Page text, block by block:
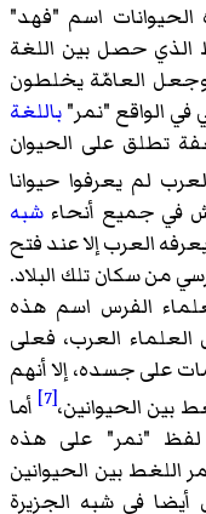
الحيوانات اسم "فهد"
الذي حصل بين اللغة
وجعل العامّة يخلطون
في الواقع "نمر"باللغة
تطلق على الحيوان
لم يعرفوا حيوانا
في جميع أنحاء شبه
يعرفه العرب إلا عند فتح
من سكان تلك البلاد.
الفرس اسم هذه
العلماء العرب، فعلى
على جسده، إلا أنهم
بين الحيوانين،[7]
أما
لفظ "نمر" على هذه
اللغط بين الحيوانين
في شبه الجزيرة